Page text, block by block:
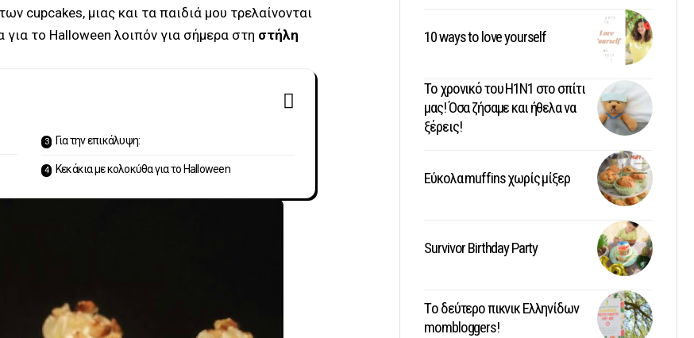
cupcakes, μιας και τα παιδιά μου τρελαίνονται
το Halloween λοιπόν για σήμερα στη στήλη
Για την επικάλυψη:
Κεκάκια με κολοκύθα για το Halloween
10 ways to love yourself
Το χρονικό του Η1Ν1 στο σπίτι
μας! Όσα ζήσαμε και ήθελα να
ξέρεις!
Εύκολα muffins χωρίς μίξερ
Survivor Birthday Party
Tο δεύτερο πικνικ Ελληνίδων
mombloggers!